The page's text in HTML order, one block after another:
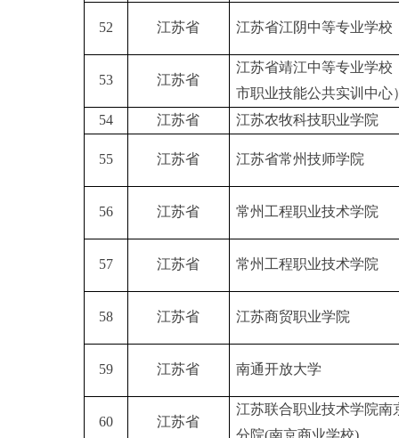
52 江苏省 江苏省江阴中等专业学校
53 江苏省
江苏省靖江中等专业学校
市职业技能公共实训中心
54
江苏省 江苏农牧科技职业学院
55 江苏省 江苏省常州技师学院
56 江苏省 常州工程职业技术学院
57 江苏省 常州工程职业技术学院
58 江苏省 江苏商贸职业学院
59 江苏省 南通开放大学
60 江苏省
江苏联合职业技术学院南
分院(南京商业学校)